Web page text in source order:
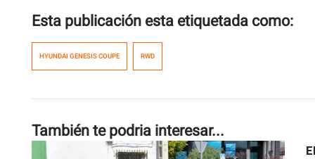
Esta publicación esta etiquetada como:
HYUNDAI GENESIS COUPE RWD
También te podria interesar...